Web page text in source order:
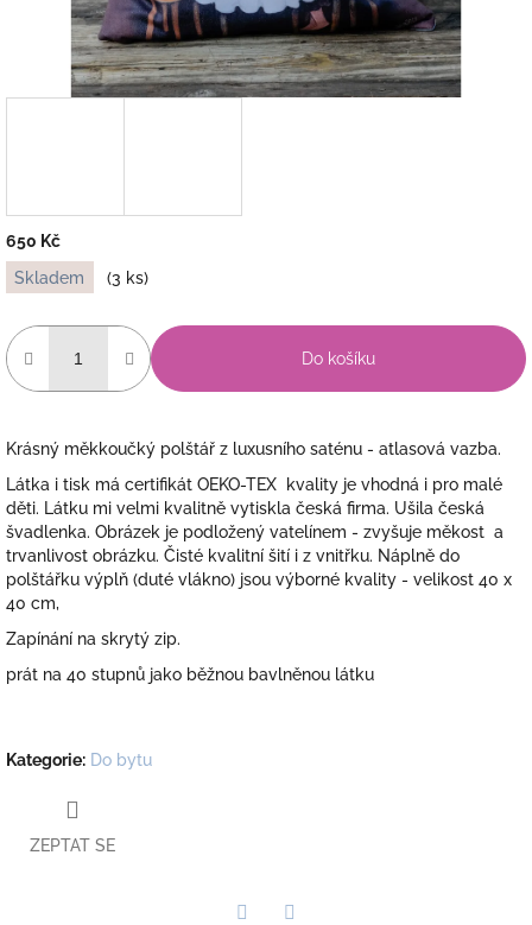
650 Kč
Měrná
cena:
Skladem (3 ks)
Do košíku
Krásný měkkoučký polštář z luxusního saténu - atlasová vazba.
Látka i tisk má certifikát OEKO-TEX kvality je vhodná i pro malé
děti. Látku mi velmi kvalitně vytiskla česká firma. Ušila česká
švadlenka. Obrázek je podložený vatelínem - zvyšuje měkost a
trvanlivost obrázku. Čisté kvalitní šití i z vnitřku. Náplně do
polštářku výplň (duté vlákno) jsou výborné kvality - velikost 40 x
40 cm,
Zapínání na skrytý zip.
prát na 40 stupnů jako běžnou bavlněnou látku
Kategorie: Do bytu
ZEPTAT SE